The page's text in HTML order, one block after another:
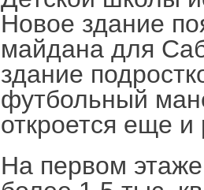
Новое здание
майдана для
здание
футбольный
откроется еще
На первом